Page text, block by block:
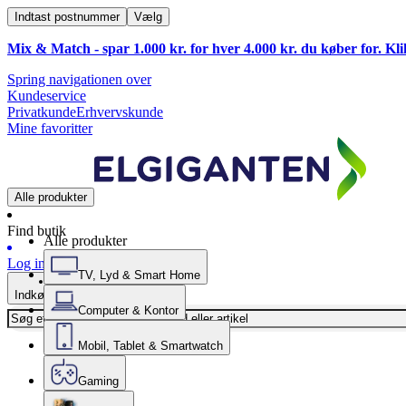
Indtast postnummer Vælg
Mix & Match - spar 1.000 kr. for hver 4.000 kr. du køber for.
Spring navigationen over
Kundeservice
PrivatkundeErhvervskunde
Mine favoritter
Alle produkter
Find butik
Log ind
Indkøbskurv
Alle produkter
TV, Lyd & Smart Home
Computer & Kontor
Mobil, Tablet & Smartwatch
Gaming